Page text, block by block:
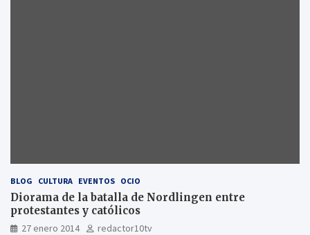
BLOG CULTURA EVENTOS OCIO
Diorama de la batalla de Nordlingen entre
protestantes y católicos
27 enero 2014
redactor10tv